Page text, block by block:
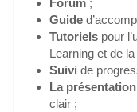
Forum ;
Guide
Tutoriels pour
Learning et de
Suivi de
La présentation
clair ;